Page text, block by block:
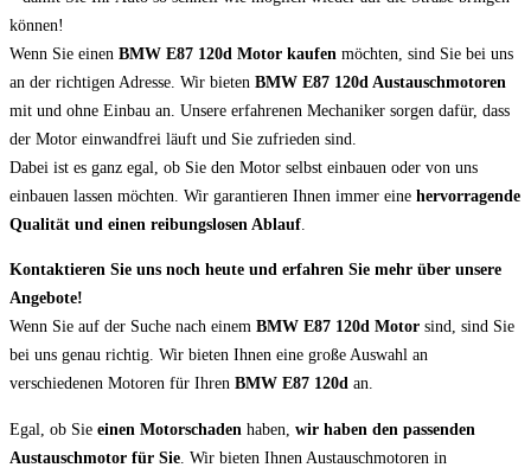
können!
Wenn Sie einen BMW E87 120d Motor kaufen möchten, sind Sie bei uns
an der richtigen Adresse. Wir bieten BMW E87 120d Austauschmotoren
mit und ohne Einbau an. Unsere erfahrenen Mechaniker sorgen dafür, dass
der Motor einwandfrei läuft und Sie zufrieden sind.
Dabei ist es ganz egal, ob Sie den Motor selbst einbauen oder von uns
einbauen lassen möchten. Wir garantieren Ihnen immer eine hervorragende
Qualität und einen reibungslosen Ablauf
Kontaktieren Sie uns noch heute und erfahren Sie mehr über unsere
Angebote!
Wenn Sie auf der Suche nach einem BMW E87 120d Motor sind, sind Sie
bei uns genau richtig. Wir bieten Ihnen eine große Auswahl an
verschiedenen Motoren für Ihren BMW E87 120d an.
Egal, ob Sie einen Motorschaden haben, wir haben den passenden
Austauschmotor für Sie . Wir bieten Ihnen Austauschmotoren in